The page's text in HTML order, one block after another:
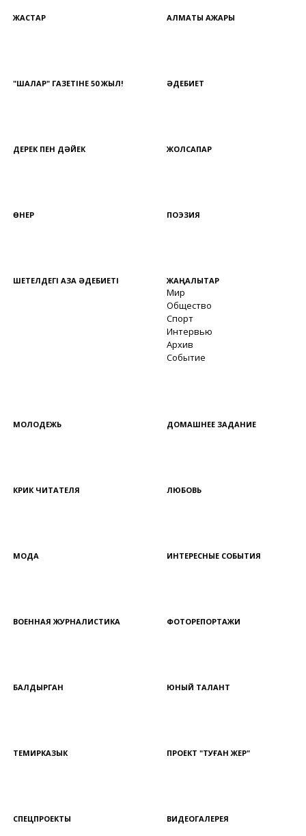
ЖАСТАР АЛМАТЫ АЖАРЫ
"ШАЛҚАР" ГАЗЕТІНЕ 50 ЖЫЛ! ӘДЕБИЕТ
ДЕРЕК ПЕН ДӘЙЕК ЖОЛСАПАР
ӨНЕР ПОЭЗИЯ
ШЕТЕЛДЕГІ ҚАЗАҚ ӘДЕБИЕТІ ЖАҢАЛЫҚТАР
Мир
Общество
Спорт
Интервью
Архив
Событие
МОЛОДЕЖЬ ДОМАШНЕЕ ЗАДАНИЕ
КРИК ЧИТАТЕЛЯ ЛЮБОВЬ
МОДА ИНТЕРЕСНЫЕ СОБЫТИЯ
ВОЕННАЯ ЖУРНАЛИСТИКА ФОТОРЕПОРТАЖИ
БАЛДЫРГАН ЮНЫЙ ТАЛАНТ
ТЕМИРКАЗЫК ПРОЕКТ "ТУҒАН ЖЕР"
СПЕЦПРОЕКТЫ ВИДЕОГАЛЕРЕЯ